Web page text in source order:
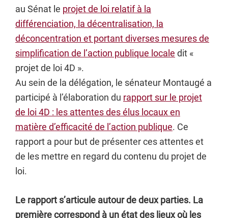
au Sénat le projet de loi relatif à la
différenciation, la décentralisation, la
déconcentration et portant diverses mesures de
simplification de l’action publique locale dit «
projet de loi 4D ».
Au sein de la délégation, le sénateur Montaugé a
participé à l’élaboration du rapport sur le projet
de loi 4D : les attentes des élus locaux en
matière d’efficacité de l’action publique. Ce
rapport a pour but de présenter ces attentes et
de les mettre en regard du contenu du projet de
loi.
Le rapport s’articule autour de deux parties. La
première correspond à un état des lieux où les